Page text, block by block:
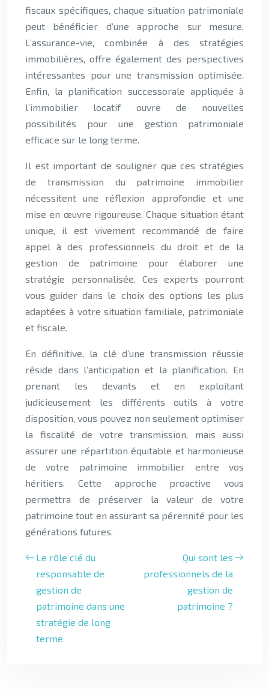
fiscaux spécifiques, chaque situation patrimoniale
peut bénéficier d’une approche sur mesure.
L’assurance-vie, combinée à des stratégies
immobilières, offre également des perspectives
intéressantes pour une transmission optimisée.
Enfin, la planification successorale appliquée à
l’immobilier locatif ouvre de nouvelles
possibilités pour une gestion patrimoniale
efficace sur le long terme.
Il est important de souligner que ces stratégies
de transmission du patrimoine immobilier
nécessitent une réflexion approfondie et une
mise en œuvre rigoureuse. Chaque situation étant
unique, il est vivement recommandé de faire
appel à des professionnels du droit et de la
gestion de patrimoine pour élaborer une
stratégie personnalisée. Ces experts pourront
vous guider dans le choix des options les plus
adaptées à votre situation familiale, patrimoniale
et fiscale.
En définitive, la clé d’une transmission réussie
réside dans l’anticipation et la planification. En
prenant les devants et en exploitant
judicieusement les différents outils à votre
disposition, vous pouvez non seulement optimiser
la fiscalité de votre transmission, mais aussi
assurer une répartition équitable et harmonieuse
de votre patrimoine immobilier entre vos
héritiers. Cette approche proactive vous
permettra de préserver la valeur de votre
patrimoine tout en assurant sa pérennité pour les
générations futures.
Le rôle clé du
responsable de
gestion de
patrimoine dans une
stratégie de long
terme
Qui sont les
professionnels de la
gestion de
patrimoine ?